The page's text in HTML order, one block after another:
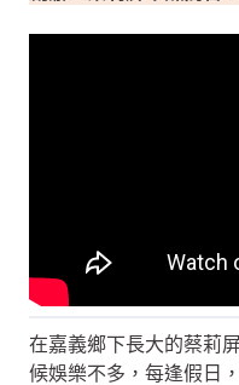
在嘉義鄉下長大的蔡莉
候娛樂不多，每逢假日